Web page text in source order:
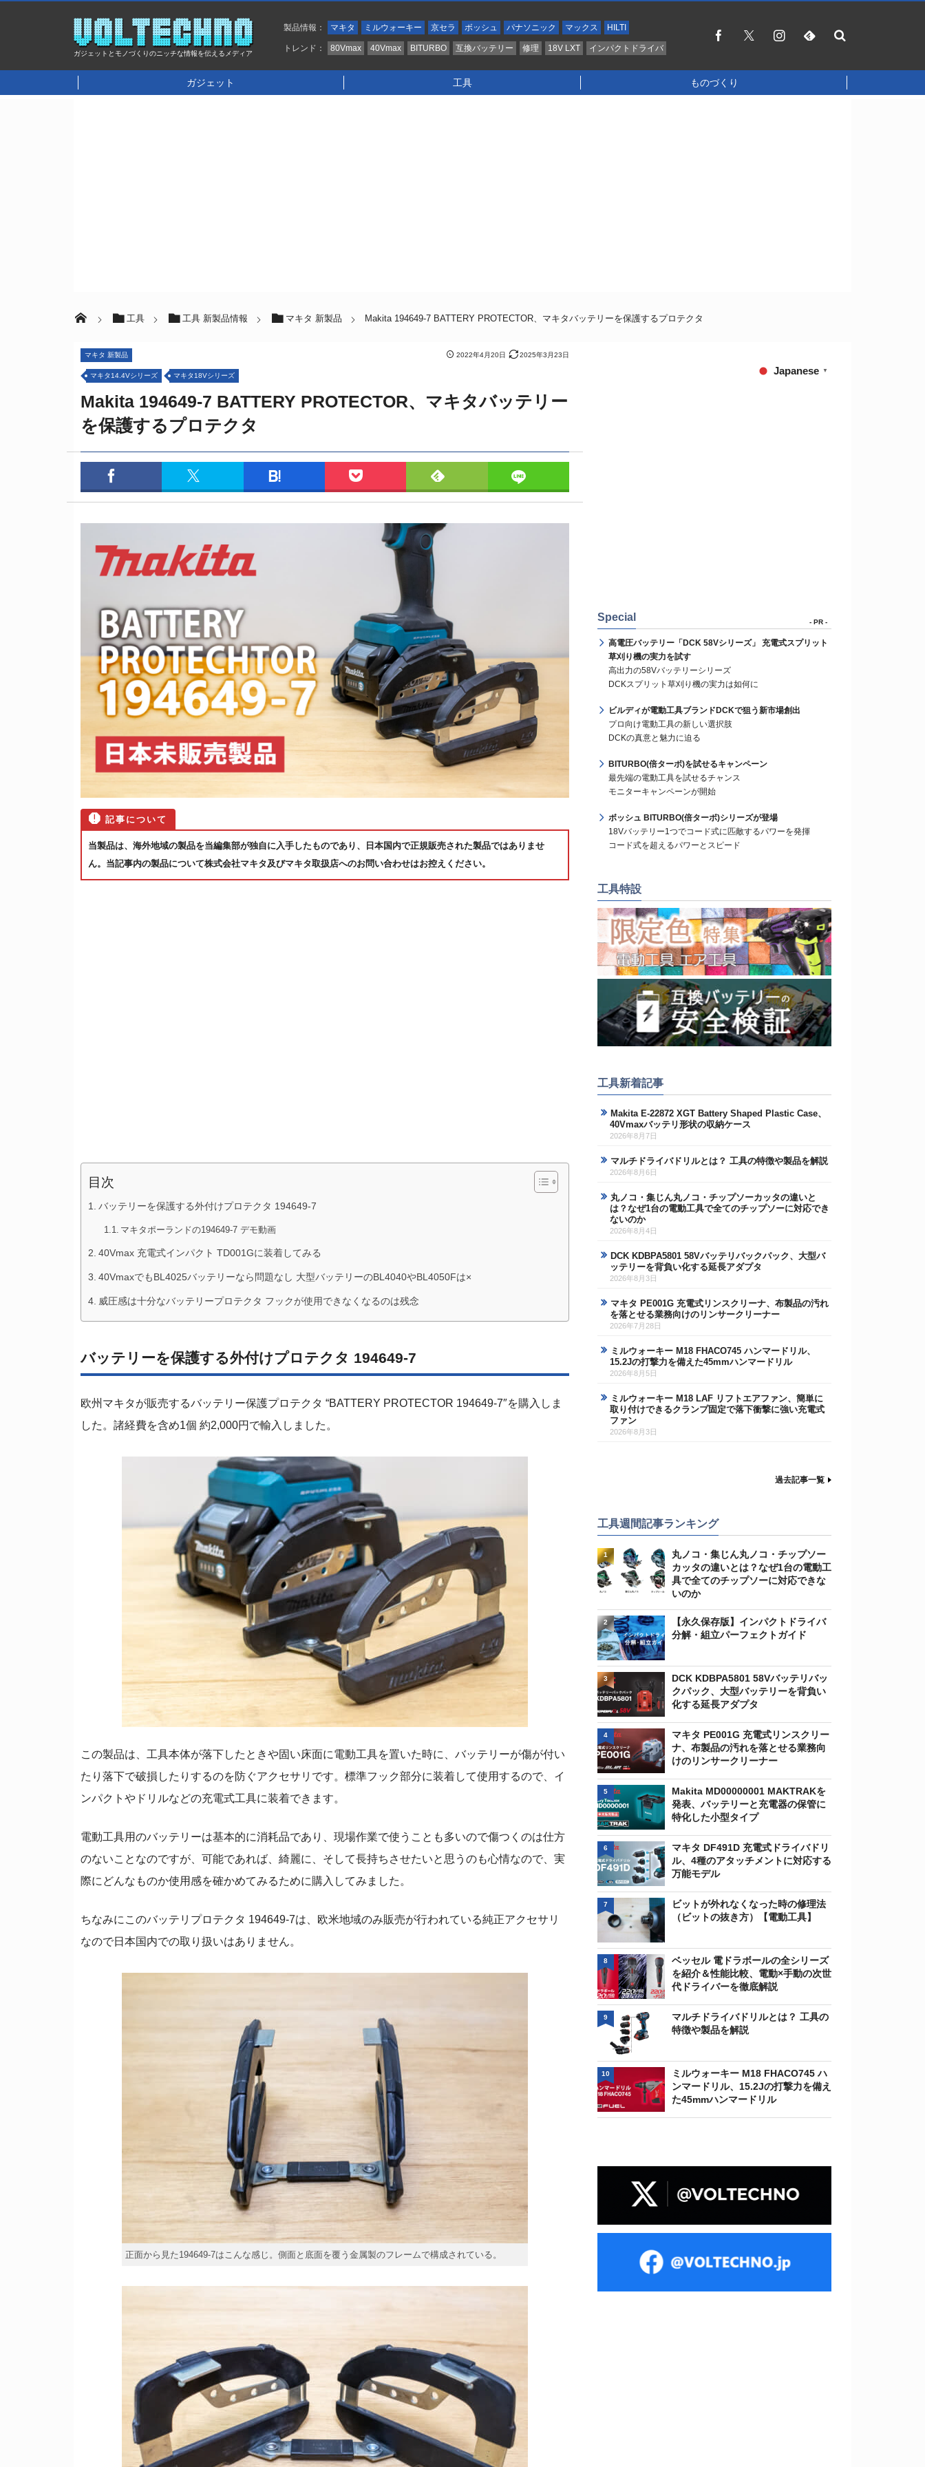
ガジェットとモノづくりのニッチな情報を伝えるメディア
製品情報： マキタ ミルウォーキー 京セラ ボッシュ パナソニック マックス HILTI
トレンド： 80Vmax 40Vmax BITURBO 互換バッテリー 修理 18V LXT インパクトドライバ
ガジェット 工具 ものづくり
工具 工具 新製品情報 マキタ 新製品 Makita 194649-7 BATTERY PROTECTOR、マキタバッテリーを保護するプロテクタ
2022年4月20日 2025年3月23日
マキタ 新製品
マキタ14.4Vシリーズ マキタ18Vシリーズ
Makita 194649-7 BATTERY PROTECTOR、マキタバッテリー
を保護するプロテクタ
当製品は、海外地域の製品を当編集部が独自に入手したものであり、日本国内で正規販売された製品ではありませ
ん。当記事内の製品について株式会社マキタ及びマキタ取扱店へのお問い合わせはお控えください。
目次
バッテリーを保護する外付けプロテクタ 194649-7
マキタポーランドの194649-7 デモ動画
40Vmax 充電式インパクト TD001Gに装着してみる
40VmaxでもBL4025バッテリーなら問題なし 大型バッテリーのBL4040やBL4050Fは×
威圧感は十分なバッテリープロテクタ フックが使用できなくなるのは残念
バッテリーを保護する外付けプロテクタ 194649-7
欧州マキタが販売するバッテリー保護プロテクタ “BATTERY PROTECTOR 194649-7″を購入しま
した。諸経費を含め1個 約2,000円で輸入しました。
この製品は、工具本体が落下したときや固い床面に電動工具を置いた時に、バッテリーが傷が付い
たり落下で破損したりするのを防ぐアクセサリです。標準フック部分に装着して使用するので、イ
ンパクトやドリルなどの充電式工具に装着できます。
電動工具用のバッテリーは基本的に消耗品であり、現場作業で使うことも多いので傷つくのは仕方
のないことなのですが、可能であれば、綺麗に、そして長持ちさせたいと思うのも心情なので、実
際にどんなものか使用感を確かめてみるために購入してみました。
ちなみにこのバッテリプロテクタ 194649-7は、欧米地域のみ販売が行われている純正アクセサリ
なので日本国内での取り扱いはありません。
正面から見た194649-7はこんな感じ。側面と底面を覆う金属製のフレームで構成されている。
Japanese ▼
Special - PR -
高電圧バッテリー「DCK 58Vシリーズ」 充電式スプリット
草刈り機の実力を試す
高出力の58Vバッテリーシリーズ
DCKスプリット草刈り機の実力は如何に
ビルディが電動工具ブランドDCKで狙う新市場創出
プロ向け電動工具の新しい選択肢
DCKの真意と魅力に迫る
BITURBO(倍ターボ)を試せるキャンペーン
最先端の電動工具を試せるチャンス
モニターキャンペーンが開始
ボッシュ BITURBO(倍ターボ)シリーズが登場
18Vバッテリー1つでコード式に匹敵するパワーを発揮
コード式を超えるパワーとスピード
工具特設
工具新着記事
Makita E-22872 XGT Battery Shaped Plastic Case、
40Vmaxバッテリ形状の収納ケース
2026年8月7日
マルチドライバドリルとは？ 工具の特徴や製品を解説
2026年8月6日
丸ノコ・集じん丸ノコ・チップソーカッタの違いと
は？なぜ1台の電動工具で全てのチップソーに対応でき
ないのか
2026年8月4日
DCK KDBPA5801 58Vバッテリバックパック、大型バ
ッテリーを背負い化する延長アダプタ
2026年8月3日
マキタ PE001G 充電式リンスクリーナ、布製品の汚れ
を落とせる業務向けのリンサークリーナー
2026年7月28日
ミルウォーキー M18 FHACO745 ハンマードリル、
15.2Jの打撃力を備えた45mmハンマードリル
2026年8月5日
ミルウォーキー M18 LAF リフトエアファン、簡単に
取り付けできるクランプ固定で落下衝撃に強い充電式
ファン
2026年8月3日
過去記事一覧
工具週間記事ランキング
丸ノコ・集じん丸ノコ・チップソー
カッタの違いとは？なぜ1台の電動工
具で全てのチップソーに対応できな
いのか
1
【永久保存版】インパクトドライバ
分解・組立パーフェクトガイド
2
DCK KDBPA5801 58Vバッテリバッ
クパック、大型バッテリーを背負い
化する延長アダプタ
3
マキタ PE001G 充電式リンスクリー
ナ、布製品の汚れを落とせる業務向
けのリンサークリーナー
4
Makita MD00000001 MAKTRAKを
発表、バッテリーと充電器の保管に
特化した小型タイプ
5
マキタ DF491D 充電式ドライバドリ
ル、4種のアタッチメントに対応する
万能モデル
6
ビットが外れなくなった時の修理法
（ビットの抜き方）【電動工具】
7
ベッセル 電ドラボールの全シリーズ
を紹介＆性能比較、電動×手動の次世
代ドライバーを徹底解説
8
マルチドライバドリルとは？ 工具の
特徴や製品を解説
9
ミルウォーキー M18 FHACO745 ハ
ンマードリル、15.2Jの打撃力を備え
た45mmハンマードリル
10